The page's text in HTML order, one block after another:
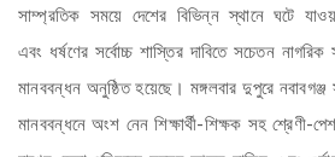
সাম্প্রতিক সময়ে দেশের বিভিন্ন স্থানে ঘটে
এবং ধর্ষণের সর্বোচ্চ শাস্তির দাবিতে সচেতন নাগরিক
মানববন্ধন অনুষ্ঠিত হয়েছে। মঙ্গলবার দুপুরে
মানববন্ধনে অংশ নেন শিক্ষার্থী-শিক্ষক সহ শ্রেণী-